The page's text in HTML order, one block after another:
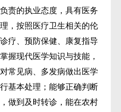
责的执业态度，具有医务
，按照医疗卫生相关的伦
疗、预防保健、康复指导
握现代医学知识与技能，
常见病、多发病做出医学
基本处理；能够正确判断
做到及时转诊， 能在农村